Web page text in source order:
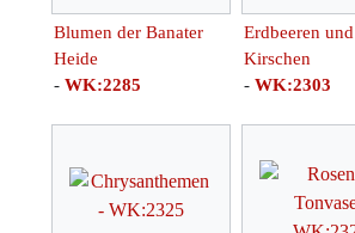
Blumen der Banater
Heide
- WK:2285
Erdbeeren und
Kirschen
- WK:2303